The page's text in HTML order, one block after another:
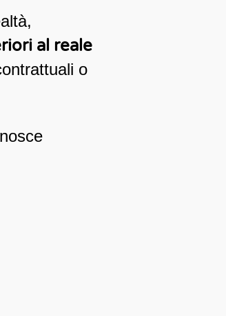
al reale
o